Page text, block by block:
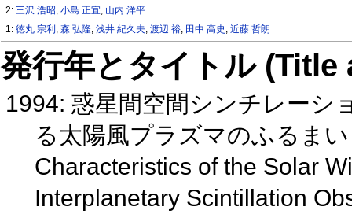
2:三沢 浩昭,小島 正宜, 山内 洋平
1:徳丸 宗利 ,森 弘隆,浅井 紀久夫,渡辺 裕, 田中 高史 ,近藤 哲朗
発行年とタイトル
1994: 惑星間空間シンチレーシ
る太陽風プラズマのふるま
Characteristics of the Solar
Interplanetary Scintillation